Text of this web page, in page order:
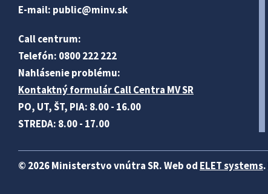
E-mail: public@minv.sk
Call centrum:
Telefón: 0800 222 222
Nahlásenie problému:
Kontaktný formulár Call Centra MV SR
PO, UT, ŠT, PIA: 8.00 - 16.00
STREDA: 8.00 - 17.00
© 2026 Ministerstvo vnútra SR. Web od ELET systems.